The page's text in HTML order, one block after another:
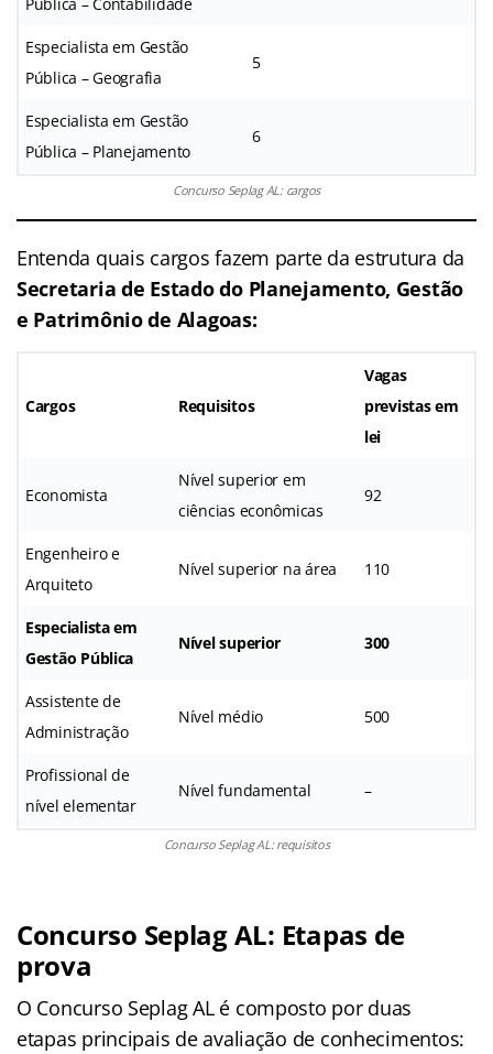
Especialista em Gestão
Pública – Geografia
5
Especialista em Gestão
Pública – Planejamento
6
Concurso Seplag AL: cargos
Entenda quais cargos fazem parte da estrutura da
Secretaria de Estado do Planejamento, Gestão
e Patrimônio de Alagoas:
Cargos Requisitos
Vagas
previstas em
lei
Economista
Nível superior em
ciências econômicas
92
Engenheiro e
Arquiteto
Nível superior na área 110
Especialista em
Gestão Pública
Nível superior 300
Assistente de
Administração
Nível médio 500
Profissional de
nível elementar
Nível fundamental –
Concurso Seplag AL: requisitos
Concurso Seplag AL: Etapas de
prova
O Concurso Seplag AL é composto por duas
etapas principais de avaliação de conhecimentos: